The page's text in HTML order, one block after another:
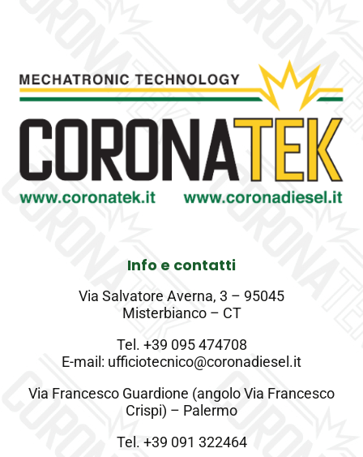
Info e contatti
Via Salvatore Averna, 3 – 95045
Misterbianco – CT
Tel. +39 095 474708
E-mail: ufficiotecnico@coronadiesel.it
Via Francesco Guardione (angolo Via Francesco
Crispi) – Palermo
Tel. +39 091 322464